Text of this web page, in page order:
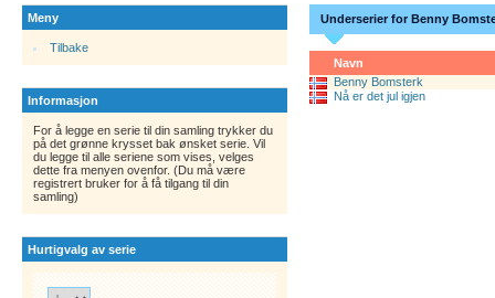
Meny
Tilbake
Informasjon
For å legge en serie til din samling trykker du
på det grønne krysset bak ønsket serie. Vil
du legge til alle seriene som vises, velges
dette fra menyen ovenfor. (Du må være
registrert bruker for å få tilgang til din
samling)
Hurtigvalg av serie
Underserier for Benny
Navn
Benny Bomsterk
Nå er det jul igjen